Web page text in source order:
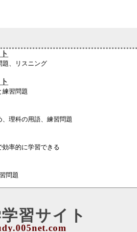
題、リスニング
練習問題
理科の用語、練習問題
率的に学習できる
問題
習サイト